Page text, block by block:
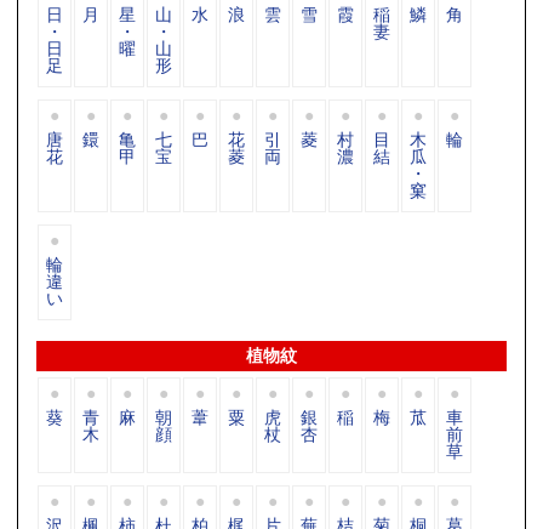
日
・
日
足
月 星
・
曜
山
・
山
形
水 浪 雲 雪 霞 稲
妻
鱗 角
唐
花
鐶 亀
甲
七
宝
巴 花
菱
引
両
菱 村
濃
目
結
木
瓜
・
窠
輪
輪
違
い
植物紋
葵 青
木
麻 朝
顔
葦 粟 虎
杖
銀
杏
稲 梅 苽 車
前
草